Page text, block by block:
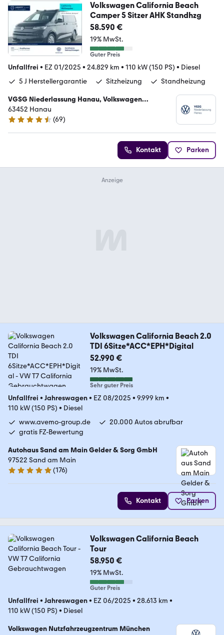
Volkswagen California Beach
Camper 5 Sitzer AHK Standhzg
58.590 €
19% MwSt.
Guter Preis
Unfallfrei • EZ 01/2025 • 24.829 km • 110 kW (150 PS) • Diesel
5 J Herstellergarantie
Sitzheizung Standheizung
VGSG Niederlassung Hanau, Volkswagen
Gebrauchtfahrzeughandels und Service GmbH
63452 Hanau
4.3 Sterne
(69)
Kontakt Parken
Volkswagen California Beach 2.0
TDI 6Sitze*ACC*EPH*Digital
52.990 €
19% MwSt.
Sehr guter Preis
Unfallfrei • Jahreswagen• EZ 08/2025 • 9.999 km •
110 kW (150 PS) • Diesel
www.avemo-group.de
20.000 Autos abrufbar
gratis FZ-Bewertung
Autohaus Sand am Main Gelder & Sorg GmbH
97522 Sand am Main
4.8 Sterne
(176)
Kontakt Parken
Volkswagen California Beach
Tour
58.950 €
19% MwSt.
Guter Preis
Unfallfrei • Jahreswagen• EZ 06/2025 • 28.613 km •
110 kW (150 PS) • Diesel
Volkswagen Nutzfahrzeugzentrum München